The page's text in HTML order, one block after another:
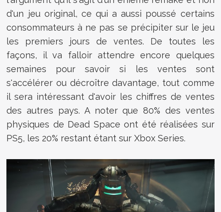
d'un jeu original, ce qui a aussi poussé certains
consommateurs à ne pas se précipiter sur le jeu
les premiers jours de ventes. De toutes les
façons, il va falloir attendre encore quelques
semaines pour savoir si les ventes sont
s'accélérer ou décroître davantage, tout comme
il sera intéressant d'avoir les chiffres de ventes
des autres pays. A noter que 80% des ventes
physiques de Dead Space ont été réalisées sur
PS5, les 20% restant étant sur Xbox Series.